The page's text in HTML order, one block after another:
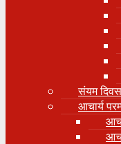
संयम दिवस
आचार्य